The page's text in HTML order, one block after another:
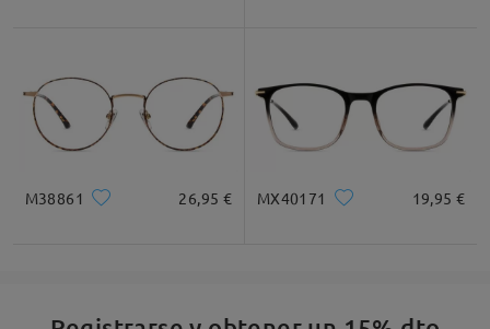
M38861 26,95 € MX40171 19,95 €